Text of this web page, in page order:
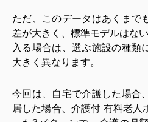
ただ、このデータはあくまで
差が大きく、標準モデルはな
入る場合は、選ぶ施設の種類
大きく異なります。
今回は、自宅で介護した場合
居した場合、介護付 有料老人